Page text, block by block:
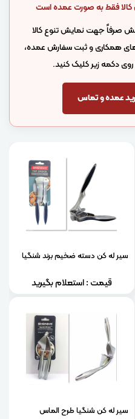
فقط به صورت عمده است
صرفاً جهت نمایش تنوع کالا
همکاری و ثبت سفارش عمده،
روی دکمه زیر کلیک کنید.
عمده و تماس
سیر له کن دسته ضخیم برند شنگیا
قیمت : استعلام بگیرید
سیر له کن شنگیا طرح الماس